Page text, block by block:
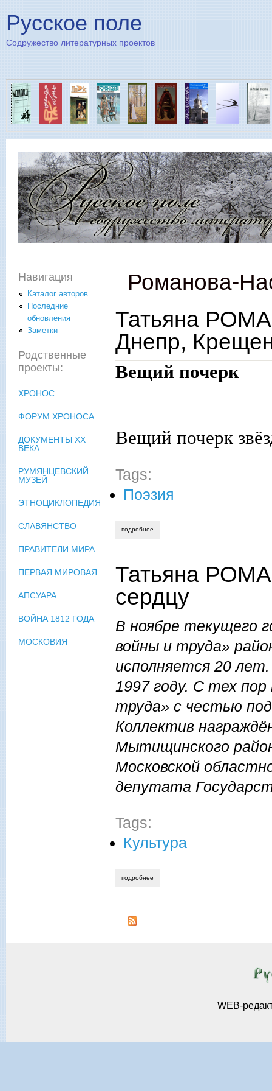
Русское поле
Содружество литературных проектов
Романова-
Татьяна
Днепр,
Вещий почерк
Вещий почерк
Tags:
Поэзия
подробнее
Татьяна
сердцу
В ноябре текущего
войны и труда»
исполняется 20
1997 году. С тех
труда» с честью
Коллектив
Мытищинского
Московской
депутата
Tags:
Культура
подробнее
Навигация
Каталог авторов
Последние
обновления
Заметки
Родственные
проекты:
ХРОНОС
ФОРУМ ХРОНОСА
ДОКУМЕНТЫ XX
ВЕКА
РУМЯНЦЕВСКИЙ
МУЗЕЙ
ЭТНОЦИКЛОПЕДИЯ
СЛАВЯНСТВО
ПРАВИТЕЛИ МИРА
ПЕРВАЯ МИРОВАЯ
АПСУАРА
ВОЙНА 1812 ГОДА
МОСКОВИЯ
WEB-